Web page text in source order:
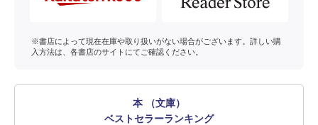
※書店によって現在在庫や取り扱いがない場合がございます。詳しい購
入方法は、各書店のサイトにてご確認ください。
本 （文庫）
ベストセラーランキング